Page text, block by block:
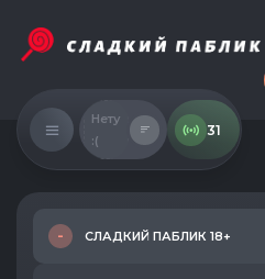
Нету
:(
31
СЛАДКИЙ ПАБЛИК 18+